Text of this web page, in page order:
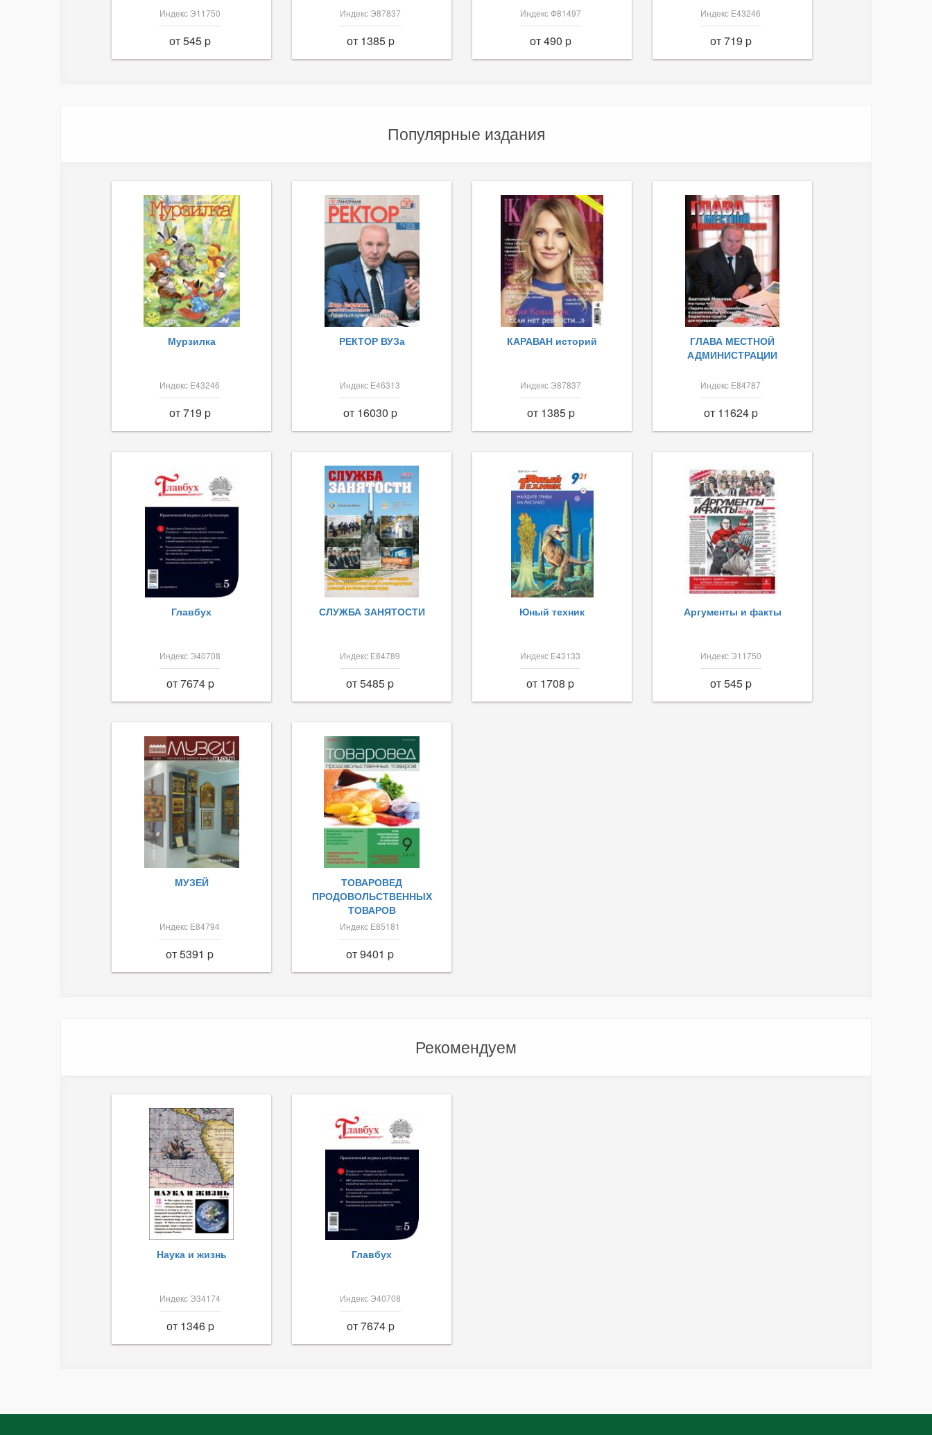
Индекс Э11750
от 545 p
Индекс Э87837
от 1385 p
Индекс Ф81497
от 490 p
Индекс Е43246
от 719 p
Популярные издания
Мурзилка
Индекс Е43246
от 719 p
РЕКТОР ВУЗа
Индекс Е46313
от 16030 p
КАРАВАН историй
Индекс Э87837
от 1385 p
ГЛАВА МЕСТНОЙ
АДМИНИСТРАЦИИ
Индекс Е84787
от 11624 p
Главбух
Индекс Э40708
от 7674 p
СЛУЖБА ЗАНЯТОСТИ
Индекс Е84789
от 5485 p
Юный техник
Индекс Е43133
от 1708 p
Аргументы и факты
Индекс Э11750
от 545 p
МУЗЕЙ
Индекс Е84794
от 5391 p
ТОВАРОВЕД
ПРОДОВОЛЬСТВЕННЫХ
ТОВАРОВ
Индекс Е85181
от 9401 p
Рекомендуем
Наука и жизнь
Индекс Э34174
от 1346 p
Главбух
Индекс Э40708
от 7674 p